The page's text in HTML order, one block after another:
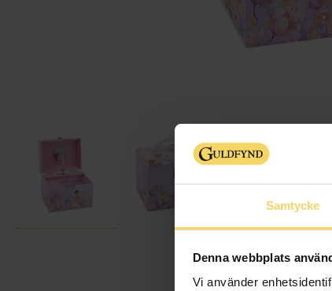
Samtycke
Denna webbplats
Vi använder